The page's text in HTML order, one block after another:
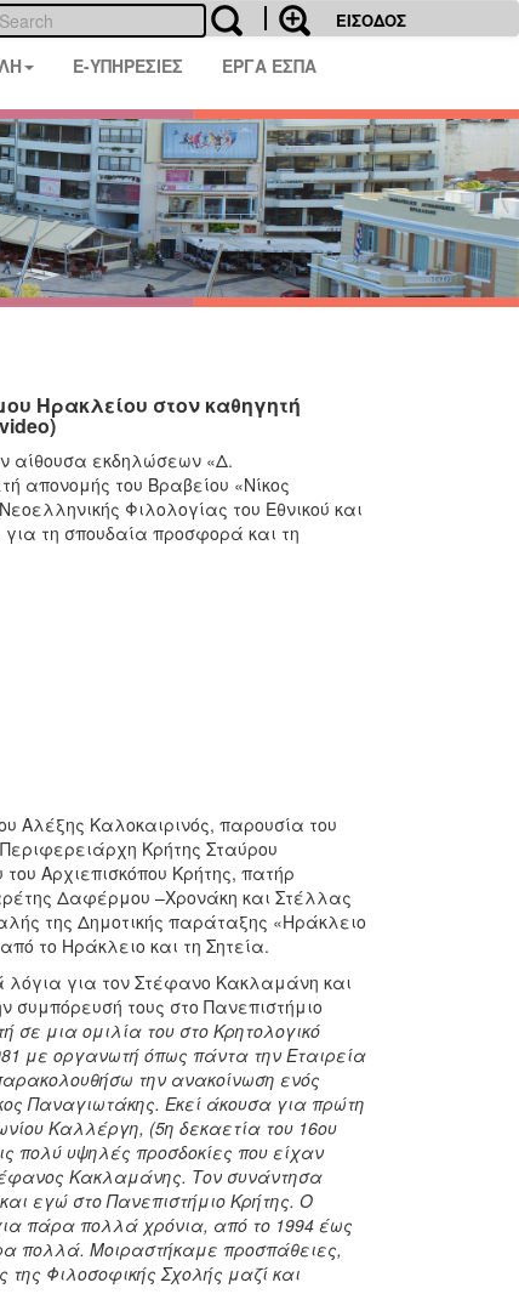
ΕΙΣΟΔΟΣ
E-ΥΠΗΡΕΣΙΕΣ ΕΡΓΑ ΕΣΠΑ
Ηρακλείου στον καθηγητή
αίθουσα εκδηλώσεων «Δ.
απονομής του Βραβείου «Νίκος
Φιλολογίας του Εθνικού και
για τη σπουδαία προσφορά και τη
Αλέξης Καλοκαιρινός, παρουσία του
Κρήτης Σταύρου
Αρχιεπισκόπου Κρήτης, πατήρ
Δαφέρμου –Χρονάκη και Στέλλας
της Δημοτικής παράταξης «Ηράκλειο
το Ηράκλειο και τη Σητεία.
για τον Στέφανο Κακλαμάνη και
τους στο Πανεπιστήμιο
μια ομιλία του στο Κρητολογικό
με οργανωτή όπως πάντα την Εταιρεία
την ανακοίνωση ενός
Παναγιωτάκης. Εκεί άκουσα για πρώτη
Καλλέργη, (5η δεκαετία του 16ου
πολύ υψηλές προσδοκίες που είχαν
Κακλαμάνης. Τον συνάντησα
εγώ στο Πανεπιστήμιο Κρήτης. Ο
πάρα πολλά χρόνια, από το 1994 έως
πολλά. Μοιραστήκαμε προσπάθειες,
Φιλοσοφικής Σχολής μαζί και